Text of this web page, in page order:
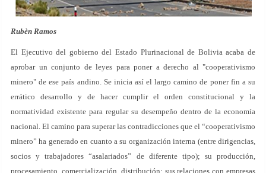
Rubèn Ramos
El Ejecutivo del gobierno del Estado Plurinacional de Bolivia acaba de
aprobar un conjunto de leyes para poner a derecho al "cooperativismo
minero" de ese país andino. Se inicia así el largo camino de poner fin a su
errático desarrollo y de hacer cumplir el orden constitucional y la
normatividad existente para regular su desempeño dentro de la economía
nacional. El camino para superar las contradicciones que el “cooperativismo
minero” ha generado en cuanto a su organización interna (entre dirigencias,
socios y trabajadores “asalariados” de diferente tipo); su producción,
procesamiento, comercialización, distribución; sus relaciones con empresas